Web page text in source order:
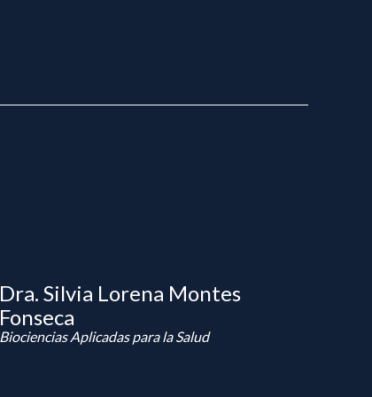
Dra. Silvia Lorena Montes
Fonseca
Biociencias Aplicadas para la Salud